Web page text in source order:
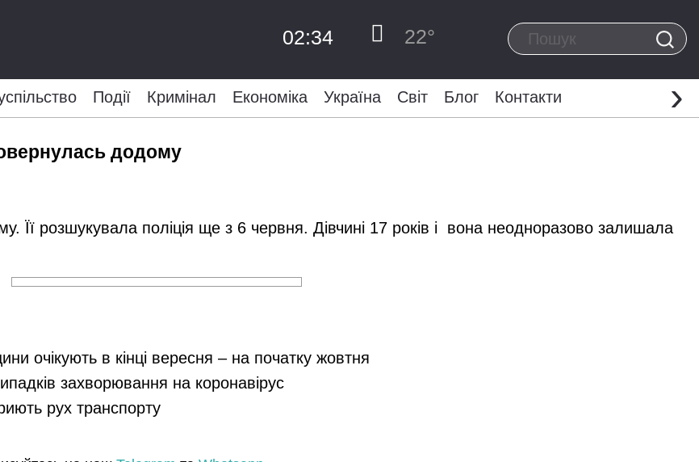
02:34 22°
Події Кримінал Економіка Україна Світ Блог Контакти ›
додому
Її розшукувала поліція ще з 6 червня. Дівчині 17 років і вона неодноразово залишала
очікують в кінці вересня – на початку жовтня
захворювання на коронавірус
рух транспорту